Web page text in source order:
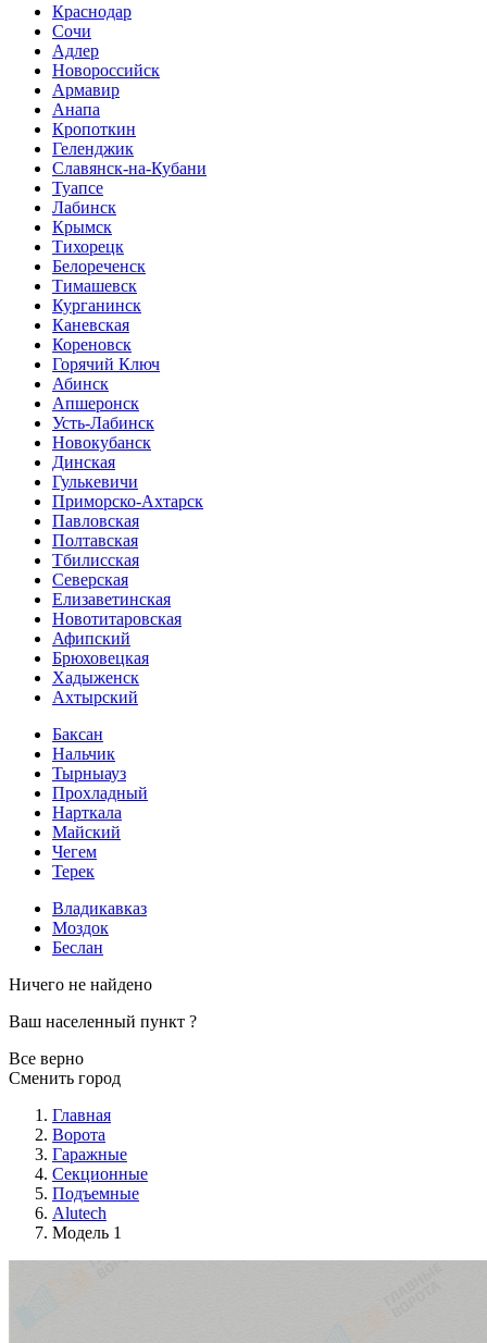
Краснодар
Сочи
Адлер
Новороссийск
Армавир
Анапа
Кропоткин
Геленджик
Славянск-на-Кубани
Туапсе
Лабинск
Крымск
Тихорецк
Белореченск
Тимашевск
Курганинск
Каневская
Кореновск
Горячий Ключ
Абинск
Апшеронск
Усть-Лабинск
Новокубанск
Динская
Гулькевичи
Приморско-Ахтарск
Павловская
Полтавская
Тбилисская
Северская
Елизаветинская
Новотитаровская
Афипский
Брюховецкая
Хадыженск
Ахтырский
Баксан
Нальчик
Тырныауз
Прохладный
Нарткала
Майский
Чегем
Терек
Владикавказ
Моздок
Беслан
Ничего не найдено
Ваш населенный пункт ?
Все верно
Сменить город
Главная
Ворота
Гаражные
Секционные
Подъемные
Alutech
Модель 1